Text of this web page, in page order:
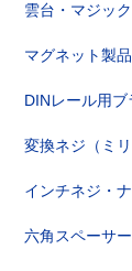
雲台・マジッ
マグネット製品
DINレール用ブ
変換ネジ（ミリ
インチネジ・
六角スペーサー